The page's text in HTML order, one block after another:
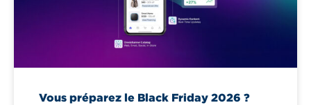
Vous préparez le Black Friday 2026 ?